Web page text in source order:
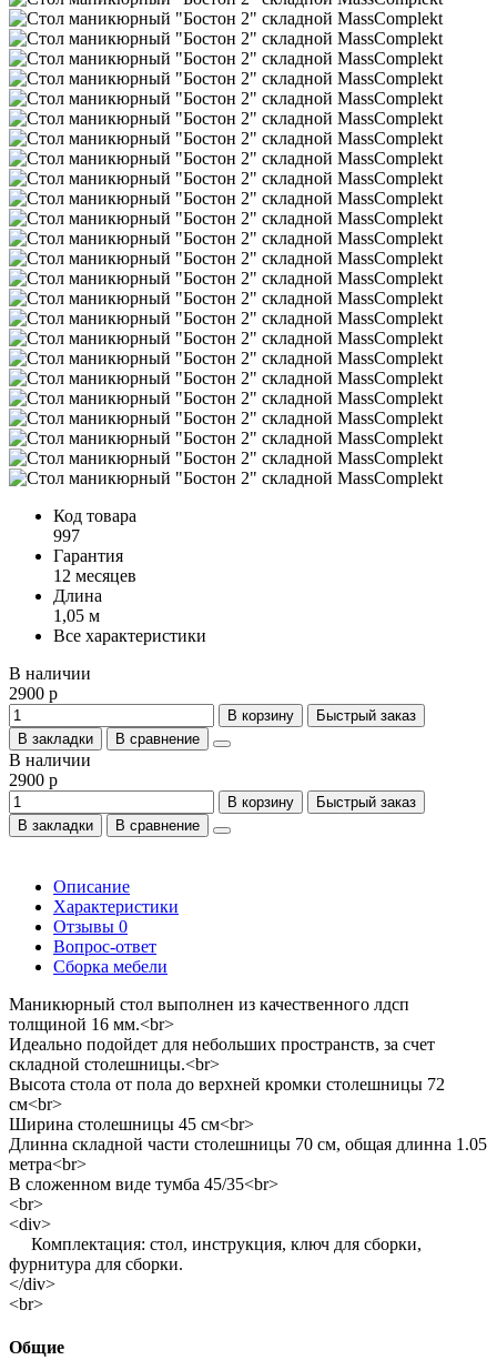
Код товара
997
Гарантия
12 месяцев
Длина
1,05 м
Все характеристики
В наличии
2900 р
В корзину
Быстрый заказ
В закладки
В сравнение
В наличии
2900 р
В корзину
Быстрый заказ
В закладки
В сравнение
Описание
Характеристики
Отзывы 0
Вопрос-ответ
Сборка мебели
Маникюрный стол выполнен из качественного лдсп
толщиной 16 мм.<br>
Идеально подойдет для небольших пространств, за счет
складной столешницы.<br>
Высота стола от пола до верхней кромки столешницы 72
см<br>
Ширина столешницы 45 см<br>
Длинна складной части столешницы 70 см, общая длинна 1.05
метра<br>
В сложенном виде тумба 45/35<br>
<br>
<div>
Комплектация: стол, инструкция, ключ для сборки,
фурнитура для сборки.
</div>
<br>
Общие